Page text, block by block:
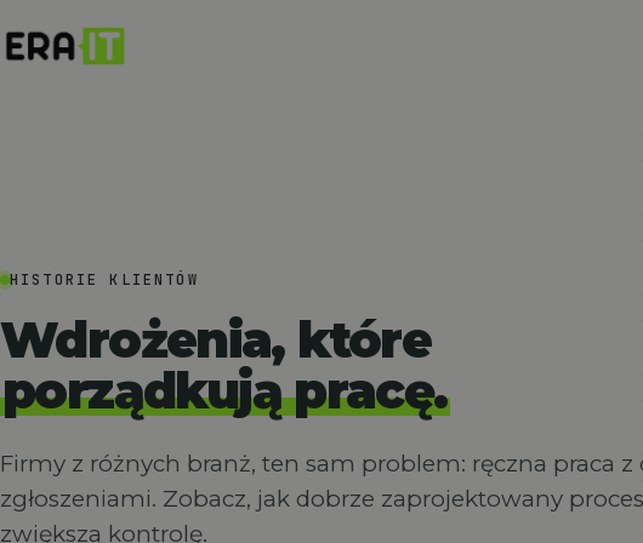
HISTORIE KLIENTÓW
Wdrożenia, które
porządkują pracę.
Firmy z różnych branż, ten sam problem: ręczna praca
zgłoszeniami. Zobacz, jak dobrze zaprojektowany
zwiększa kontrolę.